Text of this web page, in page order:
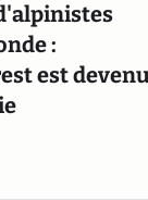
:
est